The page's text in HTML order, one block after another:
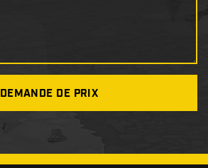
DEMANDE DE PRIX